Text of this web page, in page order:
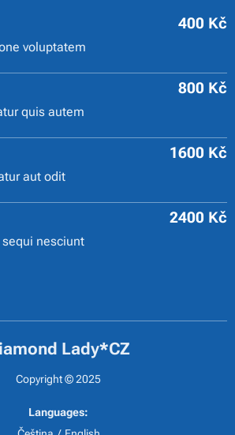
voluptatem
400 Kč
quis autem
800 Kč
aut odit
1600 Kč
nesciunt
2400 Kč
Lady*CZ
Copyright© 2025
Languages